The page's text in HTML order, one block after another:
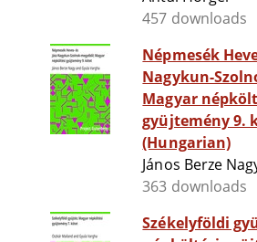
457 downloads
Népmesék
Nagykun-
Magyar
gyüjtemény 9.
(Hungarian)
János Berze
363 downloads
Székelyföldi